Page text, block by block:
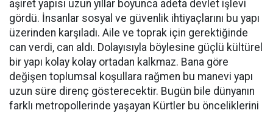
aşiret yapısı uzun yıllar boyunca adeta devlet işlevi
gördü. İnsanlar sosyal ve güvenlik ihtiyaçlarını bu yapı
üzerinden karşıladı. Aile ve toprak için gerektiğinde
can verdi, can aldı. Dolayısıyla böylesine güçlü kültürel
bir yapı kolay kolay ortadan kalkmaz. Bana göre
değişen toplumsal koşullara rağmen bu manevi yapı
uzun süre direnç gösterecektir. Bugün bile dünyanın
farklı metropollerinde yaşayan Kürtler bu önceliklerini